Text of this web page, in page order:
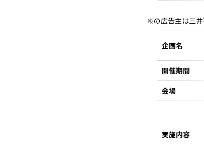
の広告主は三井
企画名
開催期間
会場
実施内容